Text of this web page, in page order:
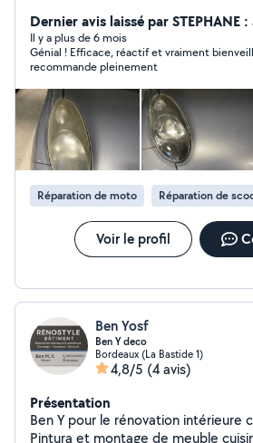
périscolaire et me ferai une joie de
Dernier avis laissé par STEPHANE
Il y a plus de 6 mois
Génial ! Efficace, réactif et vraiment
recommande pleinement
Réparation de moto Réparation de
Voir le profil
Ben Yosf
Ben Y deco
Bordeaux (La Bastide 1)
4,8/5 (4 avis)
Présentation
Ben Y pour le rénovation intérieure complète Sol Carlag,
Pintura et montage de meuble